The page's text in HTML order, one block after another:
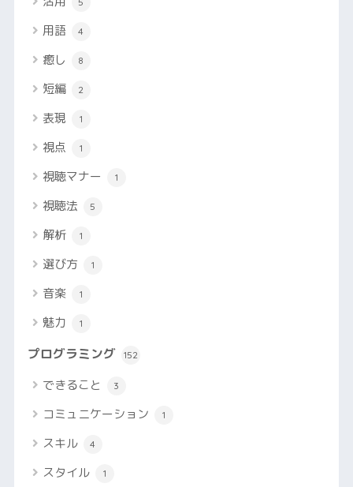
用語 4
癒し 8
短編 2
表現 1
視点 1
視聴マナー 1
視聴法 5
解析 1
選び方 1
音楽 1
魅力 1
プログラミング 152
できること 3
コミュニケーション 1
スキル 4
スタイル 1